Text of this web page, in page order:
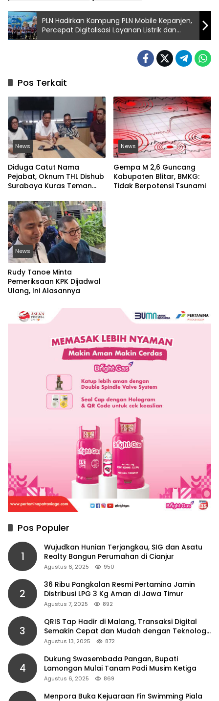
PLN Hadirkan Kampung PLN Mobile Kepanjen,
Percepat Digitalisasi Layanan Listrik dan
Internet
Pos Terkait
News
Diduga Catut Nama
Pejabat, Oknum THL Dishub
Surabaya Kuras Teman
News
Gempa M 2,6 Guncang
Kabupaten Blitar, BMKG:
Tidak Berpotensi Tsunami
News
Rudy Tanoe Minta
Pemeriksaan KPK Dijadwal
Ulang, Ini Alasannya
Pos Populer
1
Wujudkan Hunian Terjangkau, SIG dan Asatu
Realty Bangun Perumahan di Cianjur
Agustus 6, 2025 950
2
36 Ribu Pangkalan Resmi Pertamina Jamin
Distribusi LPG 3 Kg Aman di Jawa Timur
Agustus 7, 2025 892
3
QRIS Tap Hadir di Malang, Transaksi Digital
Semakin Cepat dan Mudah dengan Teknologi
NFC
Agustus 13, 2025 872
4
Dukung Swasembada Pangan, Bupati
Lamongan Mulai Tanam Padi Musim Ketiga
Agustus 6, 2025 869
Menpora Buka Kejuaraan Fin Swimming Piala